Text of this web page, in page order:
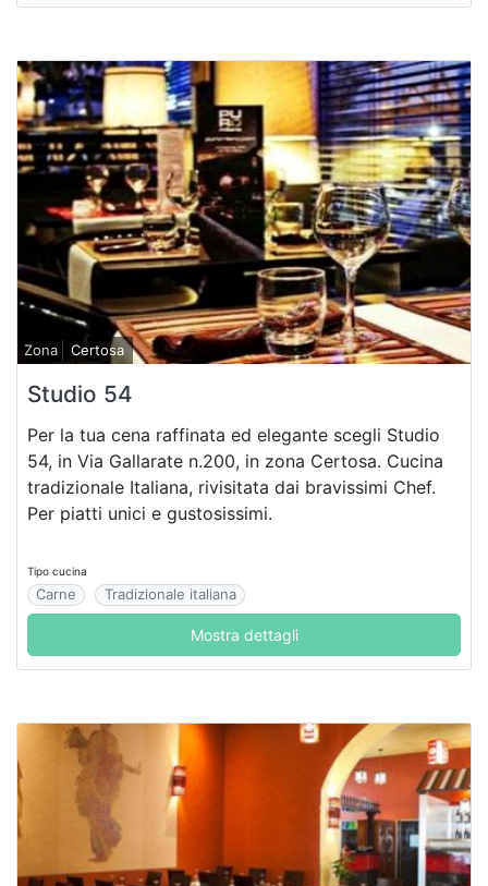
Zona Certosa
Studio 54
Per la tua cena raffinata ed elegante scegli Studio
54, in Via Gallarate n.200, in zona Certosa. Cucina
tradizionale Italiana, rivisitata dai bravissimi Chef.
Per piatti unici e gustosissimi.
Tipo cucina
Carne Tradizionale italiana
Mostra dettagli